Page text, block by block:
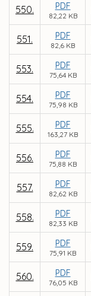
550. PDF
82,22 KB
551. PDF
82,6 KB
553. PDF
75,64 KB
554. PDF
75,98 KB
555. PDF
163,27 KB
556. PDF
75,88 KB
557. PDF
82,62 KB
558. PDF
82,33 KB
559. PDF
75,91 KB
560. PDF
76,05 KB